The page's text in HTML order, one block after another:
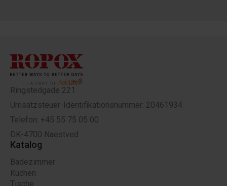
Ringstedgade 221
Umsatzsteuer-Identifikationsnummer: 20461934
Telefon: +45 55 75 05 00
DK-4700 Naestved
Katalog
Badezimmer
Küchen
Tische